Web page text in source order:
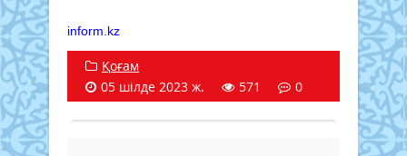
inform.kz
Қоғам
05 шілде 2023 ж.
571 0